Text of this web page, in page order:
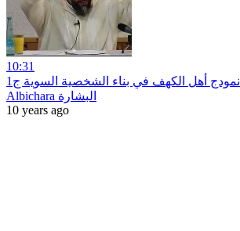
10:31
نمودج أهل الكهف في بناء الشخصية السوية ج1
Albichara البشارة
10 years ago